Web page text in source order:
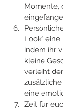
Momente,
Look" eine
indem ihr
kleine
verleiht
eine
Zeit für